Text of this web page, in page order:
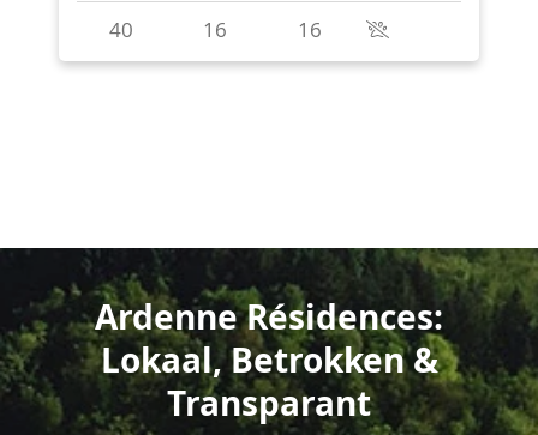
Ardenne Résidences:
Lokaal, Betrokken &
Transparant